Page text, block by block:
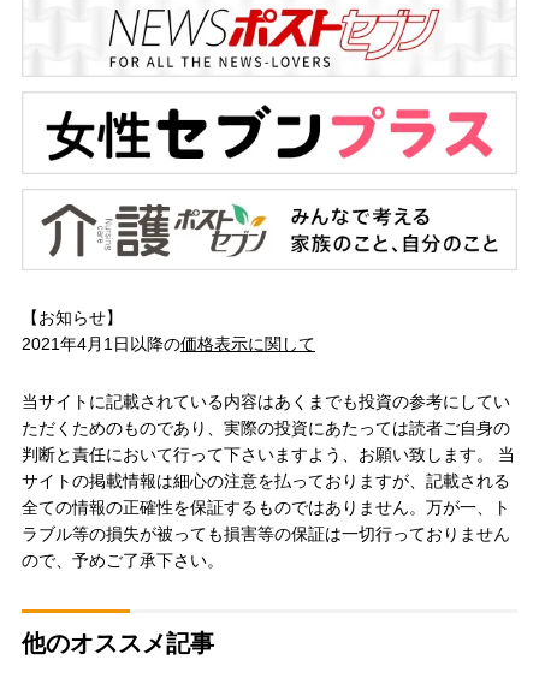
【お知らせ】
2021年4月1日以降の価格表示に関して
当サイトに記載されている内容はあくまでも投資の参考にしてい
ただくためのものであり、実際の投資にあたっては読者ご自身の
判断と責任において行って下さいますよう、お願い致します。 当
サイトの掲載情報は細心の注意を払っておりますが、記載される
全ての情報の正確性を保証するものではありません。万が一、ト
ラブル等の損失が被っても損害等の保証は一切行っておりません
ので、予めご了承下さい。
他のオススメ記事